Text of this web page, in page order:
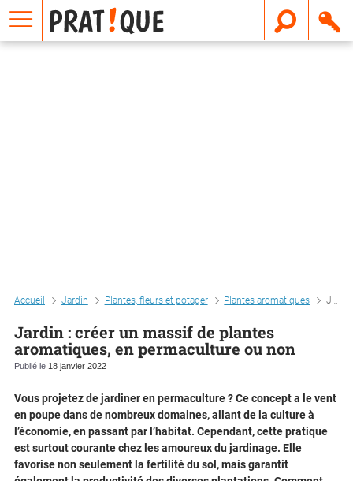
Accueil Jardin Plantes, fleurs et potager Plantes aromatiques Jardin : créer un massif de plantes aromatiques, en permaculture ou non
Jardin : créer un massif de plantes
aromatiques, en permaculture ou non
Publié le 18 janvier 2022
Vous projetez de jardiner en permaculture ? Ce concept a le vent
en poupe dans de nombreux domaines, allant de la culture à
l’économie, en passant par l’habitat. Cependant, cette pratique
est surtout courante chez les amoureux du jardinage. Elle
favorise non seulement la fertilité du sol, mais garantit
E
m
a